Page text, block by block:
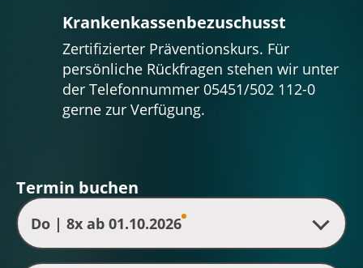
Kranken­kassen­bezuschusst
Zertifizierter Präventionskurs. Für
persönliche Rückfragen stehen wir unter
der Telefonnummer 05451/502 112-0
gerne zur Verfügung.
Termin buchen
Do | 8x ab 01.10.2026